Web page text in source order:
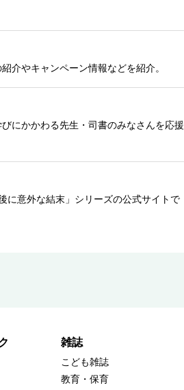
介やキャンペーン情報などを紹介。
にかかわる先生・司書のみなさんを応援
意外な結末」シリーズの公式サイトで
雑誌
こども雑誌
教育・保育